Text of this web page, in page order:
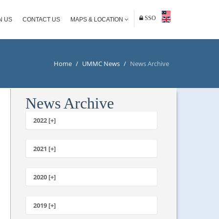
US CONTACT US MAPS & LOCATION SSO
Home / UMMC News / News Archive
News Archive
2022 [+]
2021 [+]
October
July
2020 [+]
January
2019 [+]